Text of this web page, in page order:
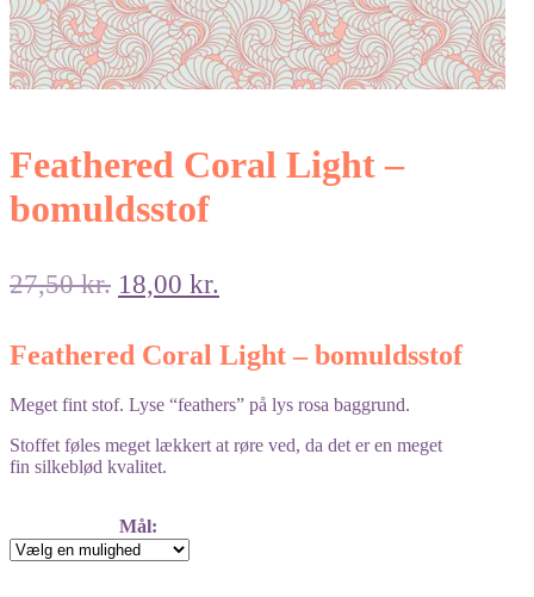
Feathered Coral Light –
bomuldsstof
27,50kr. Den
pris
27,50 kr..
18,00 kr.
pris
18,00 kr..
Feathered Coral Light – bomuldsstof
Meget fint stof. Lyse “feathers” på lys rosa baggrund.
Stoffet føles meget lækkert at røre ved, da det er en meget
fin silkeblød kvalitet.
Mål: